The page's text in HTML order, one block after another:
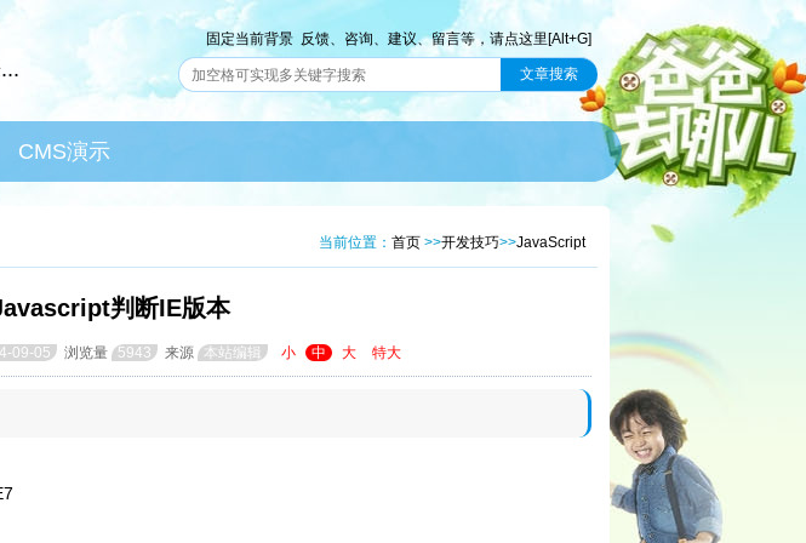
固定当前背景 反馈、咨询、建议、留言等，请点这里[Alt+G]
About
CMS演示
当前位置： 首页 >>开发技巧>>JavaScript
判断IE版本
09-05 浏览量 5943 来源 本站编辑 小 中 大 特大